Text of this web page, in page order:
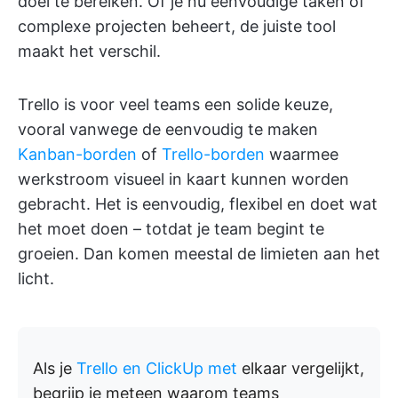
complexe projecten beheert, de juiste tool
maakt het verschil.
Trello is voor veel teams een solide keuze,
vooral vanwege de eenvoudig te maken
Kanban-borden of Trello-borden waarmee
werkstroom visueel in kaart kunnen worden
gebracht. Het is eenvoudig, flexibel en doet wat
het moet doen – totdat je team begint te
groeien. Dan komen meestal de limieten aan het
licht.
Als je Trello en ClickUp met elkaar vergelijkt,
begrijp je meteen waarom teams